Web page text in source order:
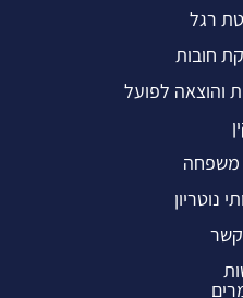
רגל
חובות
והוצאה לפועל
משפחה
נוטריון